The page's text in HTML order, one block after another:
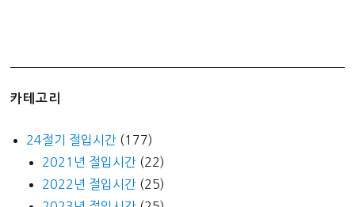
카테고리
24절기 절입시간 (177)
2021년 절입시간 (22)
2022년 절입시간 (25)